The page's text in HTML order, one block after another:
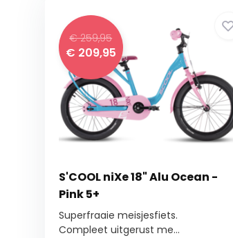
€ 259,95
€ 209,95
S'COOL niXe 18" Alu Ocean -
Pink 5+
Superfraaie meisjesfiets.
Compleet uitgerust me...